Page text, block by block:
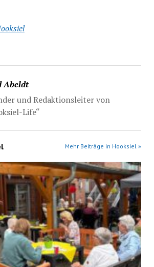
Abeldt
und Redaktionsleiter von
Life“
Mehr Beiträge in Hooksiel »